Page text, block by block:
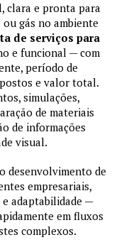
clara e pronta para
gás no ambiente
de serviços para
e funcional — com
período de
e valor total.
simulações,
de materiais
de informações
visual.
desenvolvimento de
empresariais,
adaptabilidade —
em fluxos
complexos.